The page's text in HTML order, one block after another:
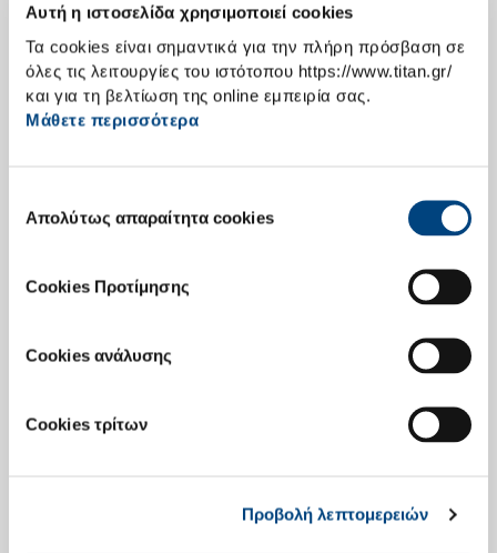
Αυτή η ιστοσελίδα χρησιμοποιεί cookies
Τα cookies είναι σημαντικά για την πλήρη πρόσβαση σε
όλες τις λειτουργίες του ιστότοπου https://www.titan.gr/
και για τη βελτίωση της online εμπειρία σας.
Μάθετε περισσότερα
συγκατάθεσης
Απολύτως απαραίτητα cookies
Cookies Προτίμησης
Cookies ανάλυσης
Cookies τρίτων
Προβολή λεπτομερειών
Η ΙΝΤΕΡΜΠΕΤΟΝ ΔΟΜΙΚΑ ΥΛΙΚΑ Α.Ε. εξαγόρασε την
εταιρία ΛΟΥΚΑΣ ΤΣΟΓΚΑΣ ΜΠΕΤΑ Α.Ε.
Εννεαμήνου 2006
12/10/2006